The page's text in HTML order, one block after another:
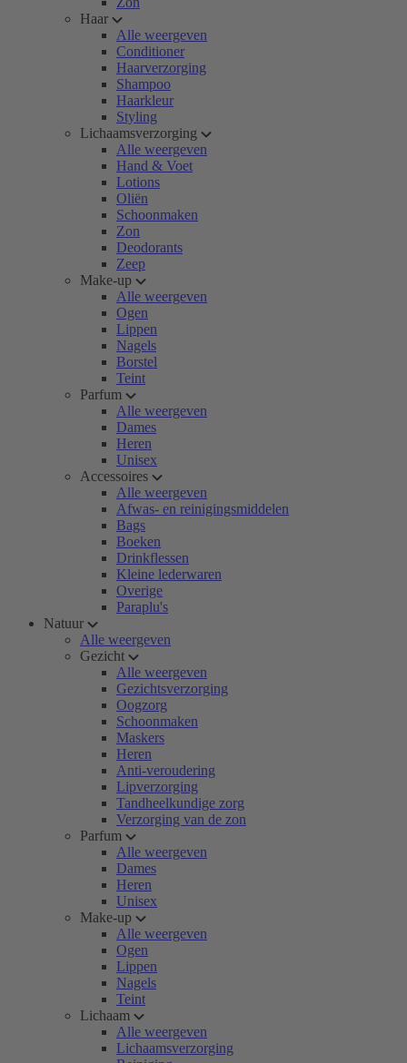
Haar
Alle weergeven
Conditioner
Haarverzorging
Shampoo
Haarkleur
Styling
Lichaamsverzorging
Alle weergeven
Hand & Voet
Lotions
Oliën
Schoonmaken
Zon
Deodorants
Zeep
Make-up
Alle weergeven
Ogen
Lippen
Nagels
Borstel
Teint
Parfum
Alle weergeven
Dames
Heren
Unisex
Accessoires
Alle weergeven
Afwas- en reinigingsmiddelen
Bags
Boeken
Drinkflessen
Kleine lederwaren
Overige
Paraplu's
Natuur
Alle weergeven
Gezicht
Alle weergeven
Gezichtsverzorging
Oogzorg
Schoonmaken
Maskers
Heren
Anti-veroudering
Lipverzorging
Tandheelkundige zorg
Verzorging van de zon
Parfum
Alle weergeven
Dames
Heren
Unisex
Make-up
Alle weergeven
Ogen
Lippen
Nagels
Teint
Lichaam
Alle weergeven
Lichaamsverzorging